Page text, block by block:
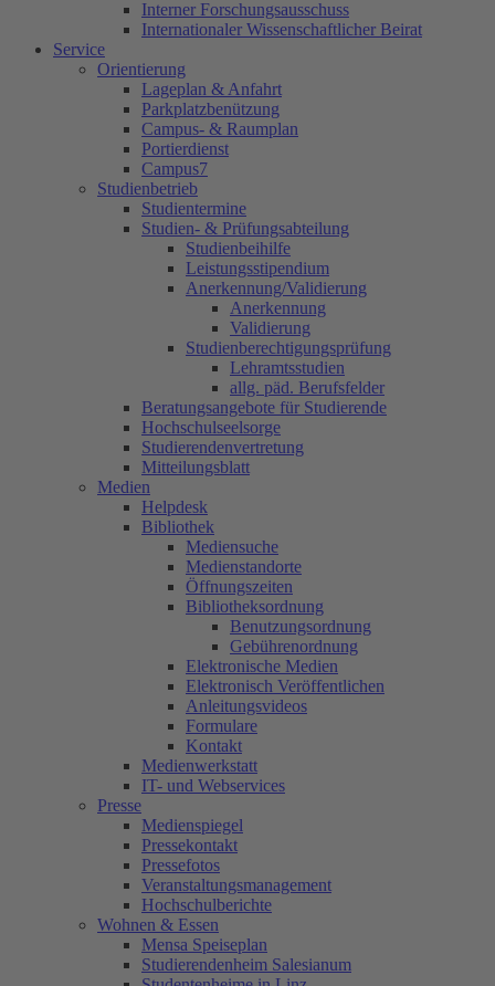
Interner Forschungsausschuss
Internationaler Wissenschaftlicher Beirat
Service
Orientierung
Lageplan & Anfahrt
Parkplatzbenützung
Campus- & Raumplan
Portierdienst
Campus7
Studienbetrieb
Studientermine
Studien- & Prüfungsabteilung
Studienbeihilfe
Leistungsstipendium
Anerkennung/Validierung
Anerkennung
Validierung
Studienberechtigungsprüfung
Lehramtsstudien
allg. päd. Berufsfelder
Beratungsangebote für Studierende
Hochschulseelsorge
Studierendenvertretung
Mitteilungsblatt
Medien
Helpdesk
Bibliothek
Mediensuche
Medienstandorte
Öffnungszeiten
Bibliotheksordnung
Benutzungsordnung
Gebührenordnung
Elektronische Medien
Elektronisch Veröffentlichen
Anleitungsvideos
Formulare
Kontakt
Medienwerkstatt
IT- und Webservices
Presse
Medienspiegel
Pressekontakt
Pressefotos
Veranstaltungsmanagement
Hochschulberichte
Wohnen & Essen
Mensa Speiseplan
Studierendenheim Salesianum